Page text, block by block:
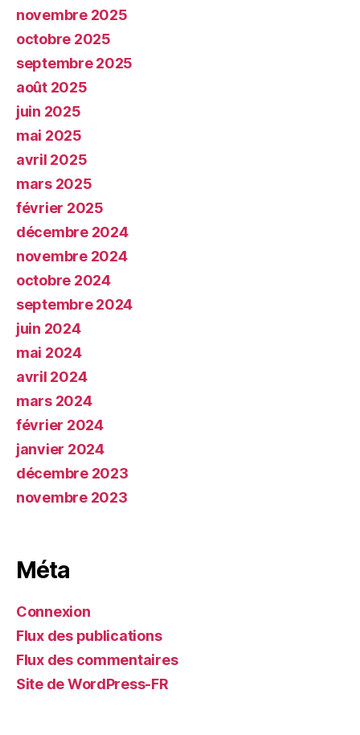
novembre 2025
octobre 2025
septembre 2025
août 2025
juin 2025
mai 2025
avril 2025
mars 2025
février 2025
décembre 2024
novembre 2024
octobre 2024
septembre 2024
juin 2024
mai 2024
avril 2024
mars 2024
février 2024
janvier 2024
décembre 2023
novembre 2023
Méta
Connexion
Flux des publications
Flux des commentaires
Site de WordPress-FR